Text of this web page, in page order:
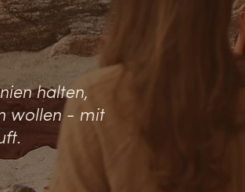
halten,
wollen - mit